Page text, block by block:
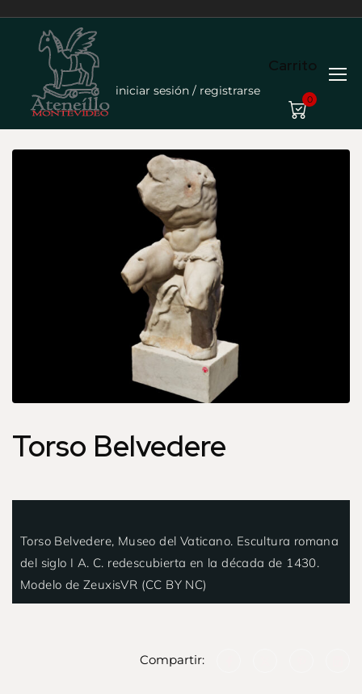
iniciar sesión / registrarse
Carrito
0
Torso Belvedere
Torso Belvedere, Museo del Vaticano. Escultura romana
del siglo I A. C. redescubierta en la década de 1430.
Modelo de ZeuxisVR (CC BY NC)
Compartir: